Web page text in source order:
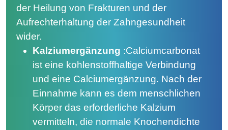
der Heilung von Frakturen und der
Aufrechterhaltung der Zahngesundheit
wider.
Kalziumergänzung :Calciumcarbonat
ist eine kohlenstoffhaltige Verbindung
und eine Calciumergänzung. Nach der
Einnahme kann es dem menschlichen
Körper das erforderliche Kalzium
vermitteln, die normale Knochendichte